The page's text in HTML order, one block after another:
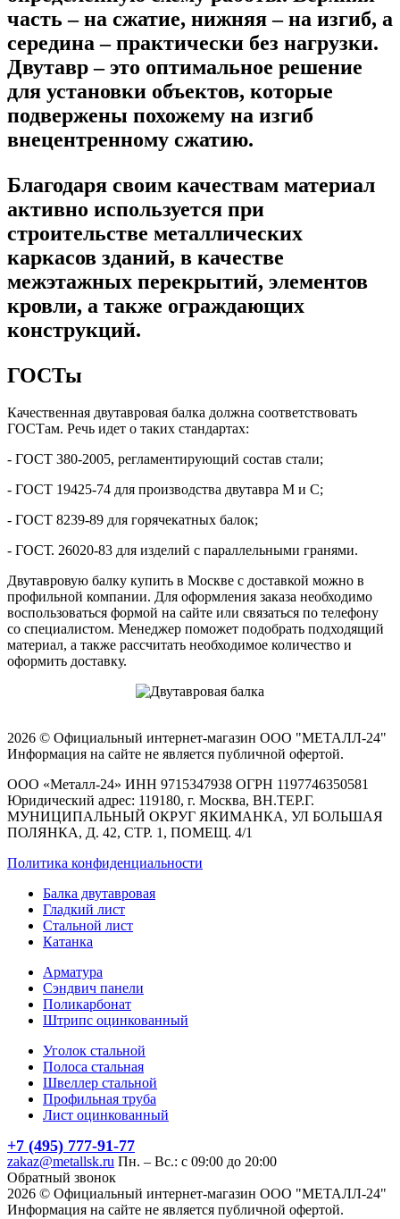
часть – на сжатие, нижняя – на изгиб, а
середина – практически без нагрузки.
Двутавр – это оптимальное решение
для установки объектов, которые
подвержены похожему на изгиб
внецентренному сжатию.
Благодаря своим качествам материал
активно используется при
строительстве металлических
каркасов зданий, в качестве
межэтажных перекрытий, элементов
кровли, а также ограждающих
конструкций.
ГОСТы
Качественная двутавровая балка должна соответствовать
ГОСТам. Речь идет о таких стандартах:
- ГОСТ 380-2005, регламентирующий состав стали;
- ГОСТ 19425-74 для производства двутавра М и С;
- ГОСТ 8239-89 для горячекатных балок;
- ГОСТ. 26020-83 для изделий с параллельными гранями.
Двутавровую балку купить в Москве с доставкой можно в
профильной компании. Для оформления заказа необходимо
воспользоваться формой на сайте или связаться по телефону
со специалистом. Менеджер поможет подобрать подходящий
материал, а также рассчитать необходимое количество и
оформить доставку.
2026 © Официальный интернет-магазин ООО "МЕТАЛЛ-24"
Информация на сайте не является публичной офертой.
ООО «Металл-24» ИНН 9715347938 ОГРН 1197746350581
Юридический адрес: 119180, г. Москва, ВН.ТЕР.Г.
МУНИЦИПАЛЬНЫЙ ОКРУГ ЯКИМАНКА, УЛ БОЛЬШАЯ
ПОЛЯНКА, Д. 42, СТР. 1, ПОМЕЩ. 4/1
Политика конфиденциальности
Балка двутавровая
Гладкий лист
Стальной лист
Катанка
Арматура
Сэндвич панели
Поликарбонат
Штрипс оцинкованный
Уголок стальной
Полоса стальная
Швеллер стальной
Профильная труба
Лист оцинкованный
+7 (495) 777-91-77
zakaz@metallsk.ru Пн. – Вс.: с 09:00 до 20:00
Обратный звонок
2026 © Официальный интернет-магазин ООО "МЕТАЛЛ-24"
Информация на сайте не является публичной офертой.